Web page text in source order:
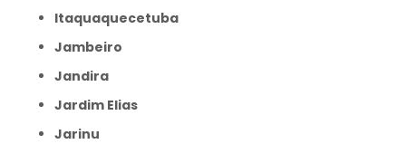
Itaquaquecetuba
Jambeiro
Jandira
Jardim Elias
Jarinu